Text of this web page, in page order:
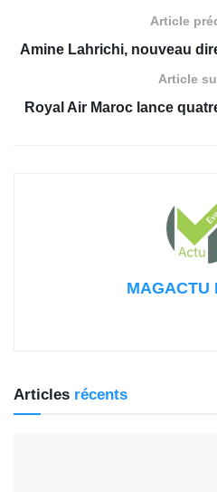
Article
Amine Lahrichi, nouveau
Article
Royal Air Maroc lance
MAGACTU
Articles récents